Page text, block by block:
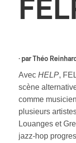
· par Théo
Avec HELP,
scène
comme
plusieurs
Louanges et
jazz-hop